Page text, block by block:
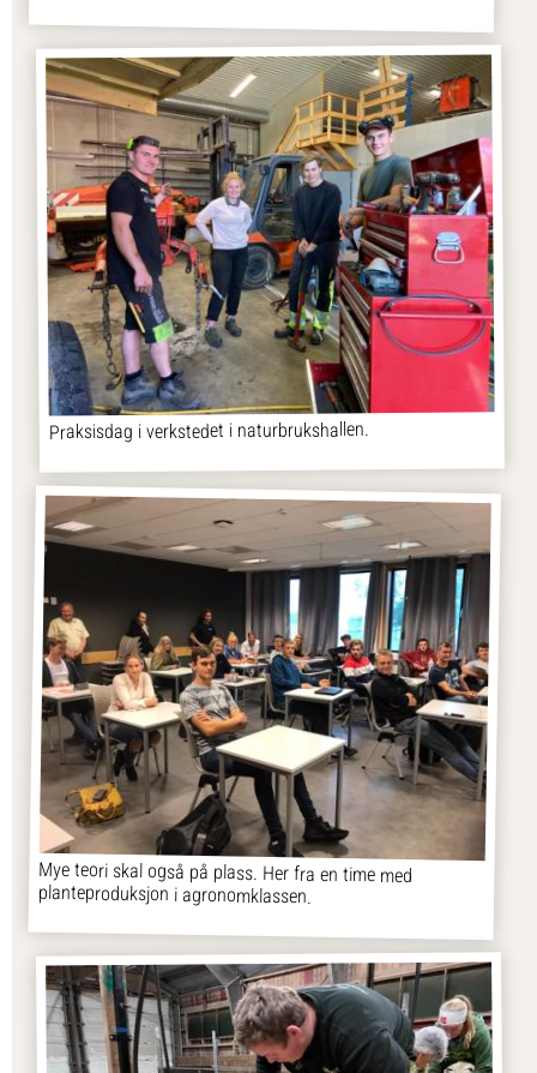
Praksisdag i verkstedet i naturbrukshallen.
Mye teori skal også på plass. Her fra en time med
planteproduksjon i agronomklassen.